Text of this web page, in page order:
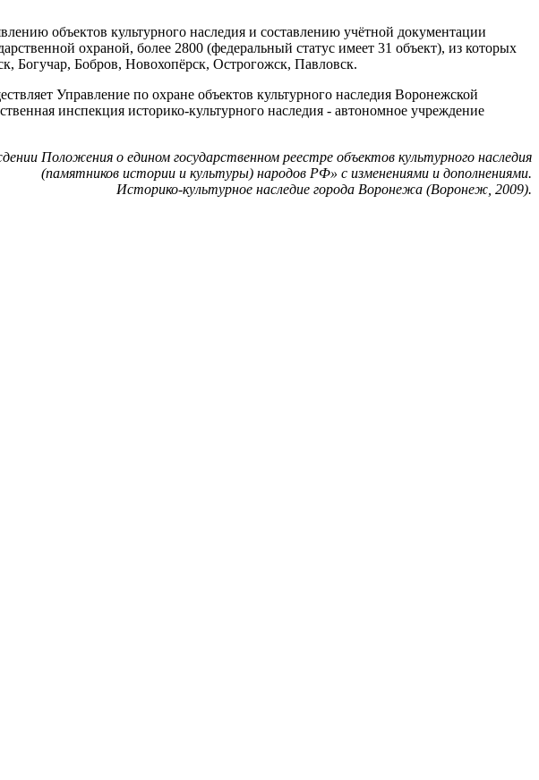
объектов культурного наследия и составлению учётной документации
охраной, более 2800 (федеральный статус имеет 31 объект), из которых
Богучар, Бобров, Новохопёрск, Острогожск, Павловск.
Управление по охране объектов культурного наследия Воронежской
инспекция историко-культурного наследия - автономное учреждение
Положения о едином государственном реестре объектов культурного наследия
(памятников истории и культуры) народов РФ» с изменениями и дополнениями.
Историко-культурное наследие города Воронежа (Воронеж, 2009).